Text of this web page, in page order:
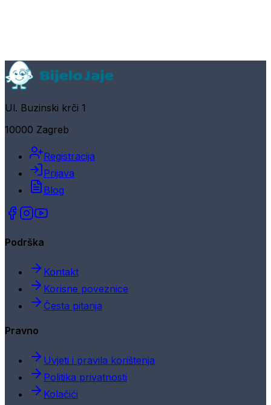
Ul. Buzinski krči 1
10000 Zagreb
Registracija
Prijava
Blog
Podrška
Kontakt
Korisne poveznice
Česta pitanja
Pravno
Uvjeti i pravila korištenja
Politika privatnosti
Kolačići